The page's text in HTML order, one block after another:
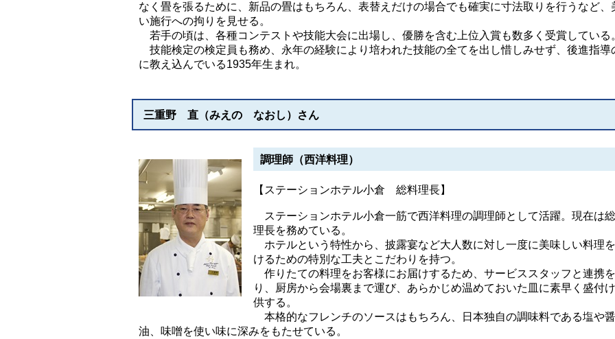
なく畳を張るために、新品の畳はもちろん、表替えだけの場合でも確実に寸法取りを行うなど、
い施行への拘りを見せる。
若手の頃は、各種コンテストや技能大会に出場し、優勝を含む上位入賞も数多く受賞している
技能検定の検定員も務め、永年の経験により培われた技能の全てを出し惜しみせず、後進指導
に教え込んでいる1935年生まれ。
三重野 直（みえの なおし）さん
調理師（西洋料理）
【ステーションホテル小倉 総料理長】
ステーションホテル小倉一筋で西洋料理の調理師として活躍。現在は
理長を務めている。
ホテルという特性から、披露宴など大人数に対し一度に美味しい料理
けるための特別な工夫とこだわりを持つ。
作りたての料理をお客様にお届けするため、サービススタッフと連携
り、厨房から会場裏まで運び、あらかじめ温めておいた皿に素早く盛付
供する。
本格的なフレンチのソースはもちろん、日本独自の調味料である塩や醤
油、味噌を使い味に深みをもたせている。